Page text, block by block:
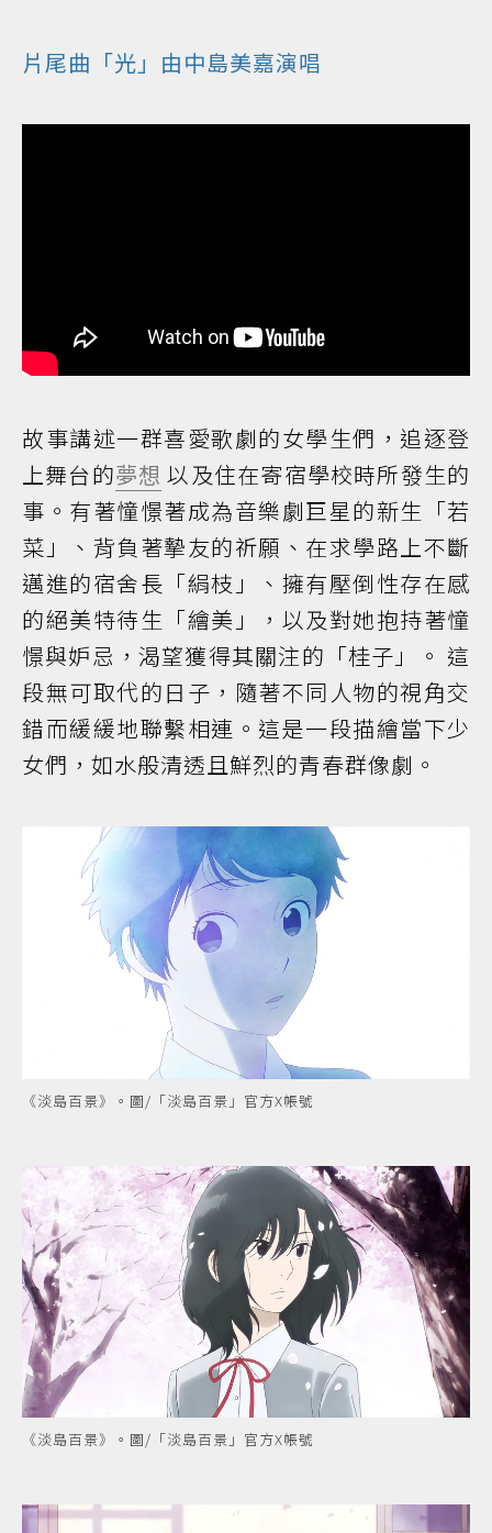
片尾曲「光」由中島美嘉演唱
故事講述一群喜愛歌劇的女學生們，追逐登
上舞台的夢想 以及住在寄宿學校時所發生的
事。有著憧憬著成為音樂劇巨星的新生「若
菜」、背負著摯友的祈願、在求學路上不斷
邁進的宿舍長「絹枝」、擁有壓倒性存在感
的絕美特待生「繪美」，以及對她抱持著憧
憬與妒忌，渴望獲得其關注的「桂子」。 這
段無可取代的日子，隨著不同人物的視角交
錯而緩緩地聯繫相連。這是一段描繪當下少
女們，如水般清透且鮮烈的青春群像劇。
《淡島百景》。圖/「淡島百景」官方X帳號
《淡島百景》。圖/「淡島百景」官方X帳號